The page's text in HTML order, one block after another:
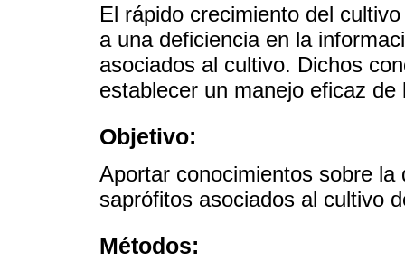
El rápido crecimiento del
a una deficiencia en la
asociados al cultivo. Dichos
establecer un manejo eficaz
Objetivo:
Aportar conocimientos sobre
saprófitos asociados al cultivo
Métodos: